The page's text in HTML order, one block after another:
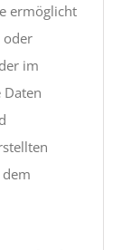
ermöglicht
oder
im
Daten